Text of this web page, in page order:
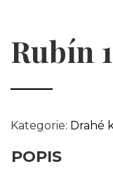
Rubín
Kategorie: Drahé
POPIS